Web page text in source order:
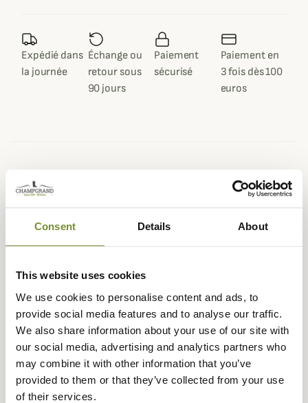
Consent Details About
This website uses cookies
We use cookies to personalise content and ads, to
provide social media features and to analyse our traffic.
We also share information about your use of our site with
our social media, advertising and analytics partners who
may combine it with other information that you’ve
provided to them or that they’ve collected from your use
of their services.
Expédié dans
la journée
Échange ou
retour sous
90 jours
Paiement
sécurisé
Paiement en
3 fois dès 100
euros
Description
Härkila vous propose dans sa nouvelle collection Femme,
la gamme Herlet Tech pour arpenter les terrains les plus
Insect Shield qui agit comme un répulsif contre les
tiques, moustiques, mouches et autres insectes pouvant
être agressifs et dérangeants.
La chemise Herlet Tech Femme se révèle d'une extrême
légèreté pour marcher de longues heures en brousse ou
en forêt sans avoir à se soucier de la transpiration et de sa
liberté de mouvement.